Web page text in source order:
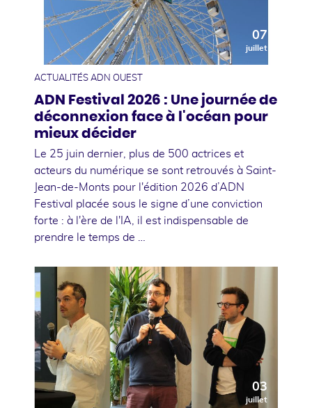
07
juillet
ACTUALITÉS ADN OUEST
ADN Festival 2026 : Une journée de
déconnexion face à l'océan pour
mieux décider
Le 25 juin dernier, plus de 500 actrices et
acteurs du numérique se sont retrouvés à Saint-
Jean-de-Monts pour l'édition 2026 d’ADN
Festival placée sous le signe d’une conviction
forte : à l'ère de l'IA, il est indispensable de
prendre le temps de …
03
juillet